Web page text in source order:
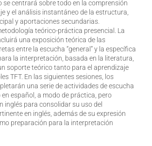
se centrará sobre todo en la comprensión
y el análisis instantáneo de la estructura,
y aportaciones secundarias.
teórico-práctica presencial. La
una exposición teórica de las
entre la escucha “general” y la específica
la interpretación, basada en la literatura,
soporte teórico tanto para el aprendizaje
TFT. En las siguientes sesiones, los
una serie de actividades de escucha
español, a modo de práctica, pero
inglés para consolidar su uso del
en inglés, además de su expresión
preparación para la interpretación